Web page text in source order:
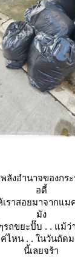
ลังอำนาจของกร
อดี้
ราสอยมาจากแ
มัง
รถขยะปั๊บ . . แม้ว่า
หน . . ในวันถัดม
นี้เลยจร้า